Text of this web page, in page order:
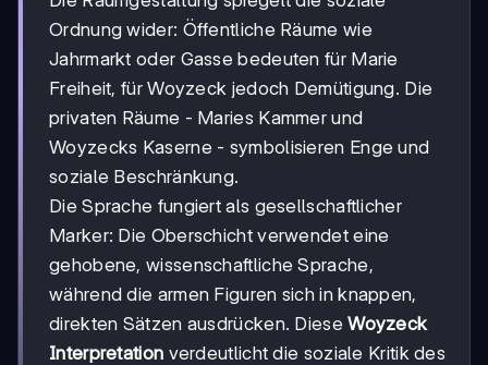
Ordnung wider: Öffentliche Räume wie
Jahrmarkt oder Gasse bedeuten für Marie
Freiheit, für Woyzeck jedoch Demütigung. Die
privaten Räume - Maries Kammer und
Woyzecks Kaserne - symbolisieren Enge und
soziale Beschränkung.
Die Sprache fungiert als gesellschaftlicher
Marker: Die Oberschicht verwendet eine
gehobene, wissenschaftliche Sprache,
während die armen Figuren sich in knappen,
direkten Sätzen ausdrücken. DieseWoyzeck
Interpretation verdeutlicht die soziale Kritik des